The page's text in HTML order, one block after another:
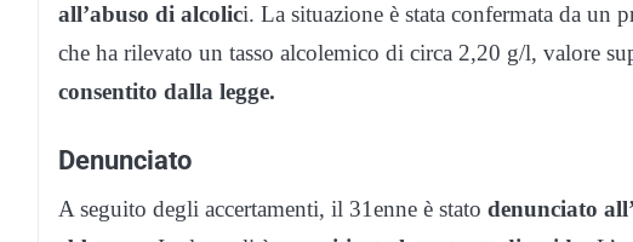
all’abuso di alcolici. La situazione è stata confermata da un
che ha rilevato un tasso alcolemico di circa 2,20 g/l, valore
consentito dalla legge.
Denunciato
A seguito degli accertamenti, il 31enne è stato denunciato